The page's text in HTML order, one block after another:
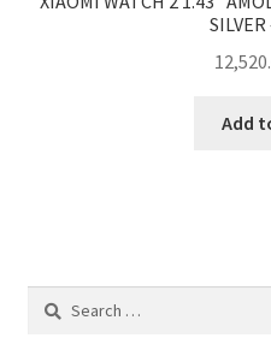
Add
Search